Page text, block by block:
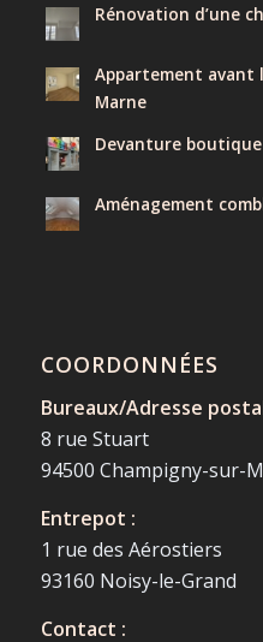
Rénovation d’une
Appartement avant
Marne
Devanture
Aménagement
COORDONNÉES
Bureaux/Adresse
8 rue Stuart
94500 Champigny-sur-
Entrepot :
1 rue des Aérostiers
93160 Noisy-le-Grand
Contact :